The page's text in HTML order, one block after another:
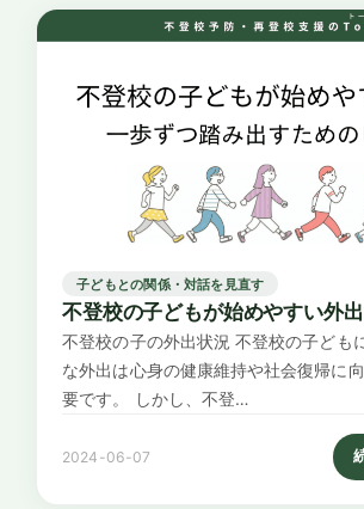
子どもとの関係・対話を見直す
不登校の子どもが始めやすい外
不登校の子の外出状況 不登校の子ども
な外出は心身の健康維持や社会復帰に
要です。 しかし、不登…
2024-06-07
: